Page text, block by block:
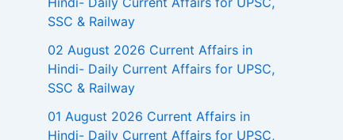
SSC & Railway
02 August 2026 Current Affairs in
Hindi- Daily Current Affairs for UPSC,
SSC & Railway
01 August 2026 Current Affairs in
Hindi- Daily Current Affairs for UPSC,